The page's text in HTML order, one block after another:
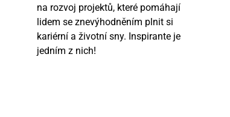
na rozvoj projektů, které pomáhají
lidem se znevýhodněním plnit si
kariérní a životní sny. Inspirante je
jedním z nich!